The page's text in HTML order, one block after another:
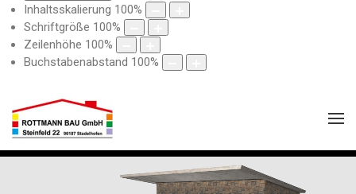
Inhaltsskalierung 100%
Schriftgröße 100%
Zeilenhöhe 100%
Buchstabenabstand 100%